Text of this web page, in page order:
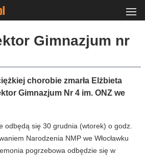
Gimnazjum nr
chorobie zmarła Elżbieta
Gimnazjum Nr 4 im. ONZ we
odbędą się 30 grudnia (wtorek) o godz.
Narodzenia NMP we Włocławku
pogrzebowa odbędzie się w